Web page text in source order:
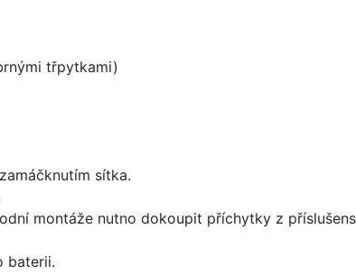
třpytkami)
sítka.
montáže nutno dokoupit příchytky z
baterii.